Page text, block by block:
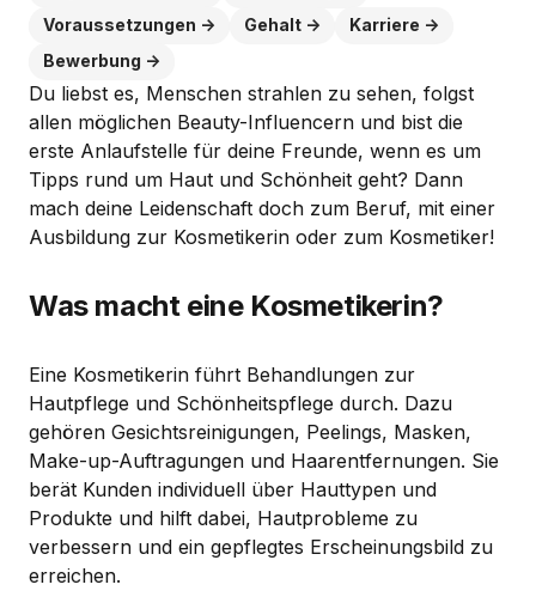
Voraussetzungen
Gehalt
Karriere
Bewerbung
Du liebst es, Menschen strahlen zu sehen, folgst
allen möglichen Beauty-Influencern und bist die
erste Anlaufstelle für deine Freunde, wenn es um
Tipps rund um Haut und Schönheit geht? Dann
mach deine Leidenschaft doch zum Beruf, mit einer
Ausbildung zur Kosmetikerin oder zum Kosmetiker!
Was macht eine Kosmetikerin?
Eine Kosmetikerin führt Behandlungen zur
Hautpflege und Schönheitspflege durch. Dazu
gehören Gesichtsreinigungen, Peelings, Masken,
Make-up-Auftragungen und Haarentfernungen. Sie
berät Kunden individuell über Hauttypen und
Produkte und hilft dabei, Hautprobleme zu
verbessern und ein gepflegtes Erscheinungsbild zu
erreichen.